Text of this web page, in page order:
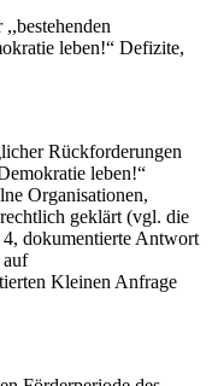
leben!“ Defizite,
Rückforderungen
leben!“
Organisationen,
geklärt (vgl. die
4, dokumentierte Antwort
auf
Kleinen Anfrage